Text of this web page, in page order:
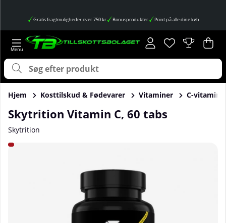
Gratis fragtmuligheder over 750 kr Bonusprodukter Point på alle dine køb
Ønskeliste
Antal på
. .
Hjem Kosttilskud & Fødevarer Vitaminer C-vitamin
Skytrition Vitamin C, 60 tabs
Skytrition
Produktbilleder Skytrition Vitamin C, 60 tabs